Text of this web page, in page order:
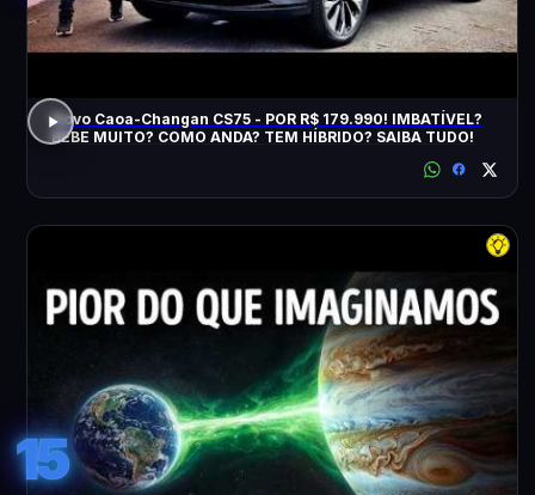
Novo Caoa-Changan CS75 - POR R$ 179.990! IMBATÍVEL?
BEBE MUITO? COMO ANDA? TEM HÍBRIDO? SAIBA TUDO!
15